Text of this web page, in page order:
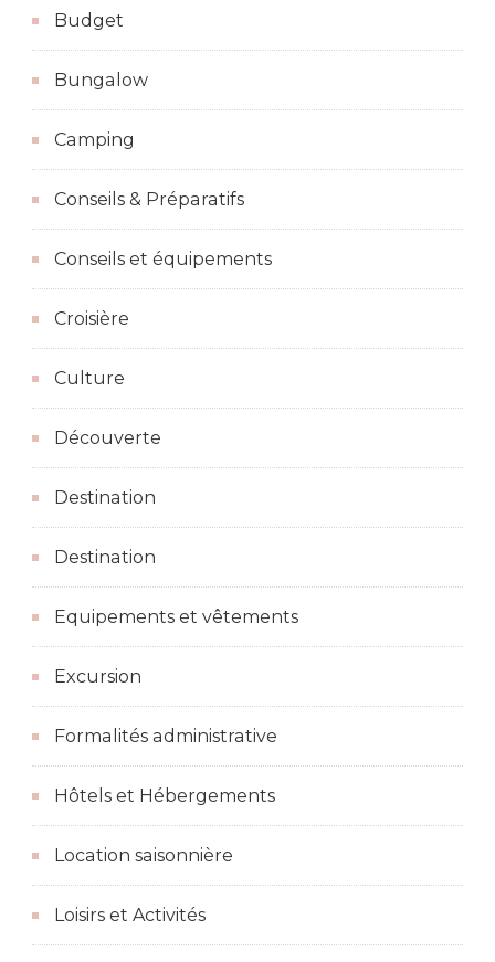
Budget
Bungalow
Camping
Conseils & Préparatifs
Conseils et équipements
Croisière
Culture
Découverte
Destination
Destination
Equipements et vêtements
Excursion
Formalités administrative
Hôtels et Hébergements
Location saisonnière
Loisirs et Activités